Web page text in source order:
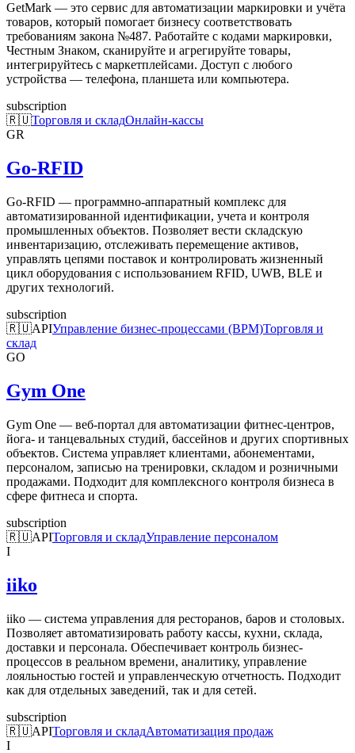
GetMark — это сервис для автоматизации маркировки и учёта
товаров, который помогает бизнесу соответствовать
требованиям закона №487. Работайте с кодами маркировки,
Честным Знаком, сканируйте и агрегируйте товары,
интегрируйтесь с маркетплейсами. Доступ с любого
устройства — телефона, планшета или компьютера.
subscription
🇷🇺Торговля и складОнлайн-кассы
GR
Go-RFID
Go-RFID — программно-аппаратный комплекс для
автоматизированной идентификации, учета и контроля
промышленных объектов. Позволяет вести складскую
инвентаризацию, отслеживать перемещение активов,
управлять цепями поставок и контролировать жизненный
цикл оборудования с использованием RFID, UWB, BLE и
других технологий.
subscription
🇷🇺APIУправление бизнес-процессами (BPM)Торговля и
склад
GO
Gym One
Gym One — веб-портал для автоматизации фитнес-центров,
йога- и танцевальных студий, бассейнов и других спортивных
объектов. Система управляет клиентами, абонементами,
персоналом, записью на тренировки, складом и розничными
продажами. Подходит для комплексного контроля бизнеса в
сфере фитнеса и спорта.
subscription
🇷🇺APIТорговля и складУправление персоналом
I
iiko
iiko — система управления для ресторанов, баров и столовых.
Позволяет автоматизировать работу кассы, кухни, склада,
доставки и персонала. Обеспечивает контроль бизнес-
процессов в реальном времени, аналитику, управление
лояльностью гостей и управленческую отчетность. Подходит
как для отдельных заведений, так и для сетей.
subscription
🇷🇺APIТорговля и складАвтоматизация продаж
I